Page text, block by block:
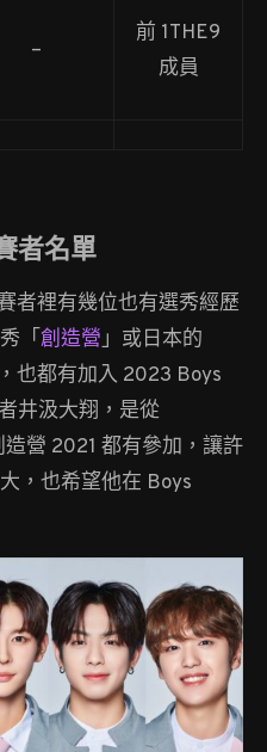
–
前 1THE9
成員
者名單
者裡有幾位也有選秀經歷
「創造營」或日本的
也都有加入 2023 Boys
井汲大翔，是從
造營 2021 都有參加，讓許
，也希望他在 Boys